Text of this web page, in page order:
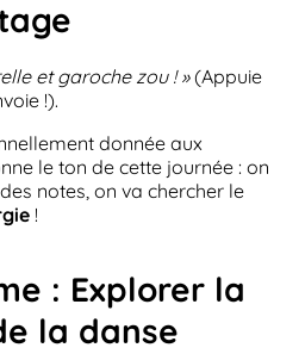
et garoche zou ! »(Appuie
!).
donnée aux
le ton de cette journée : on
notes, on va chercher le
!
: Explorer la
la danse